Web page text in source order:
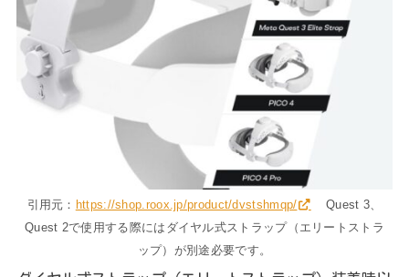
引用元： https://shop.roox.jp/product/dvstshmqp/
Quest 3、
Quest 2で使用する際にはダイヤル式ストラップ（エリートストラ
ップ）が別途必要です。